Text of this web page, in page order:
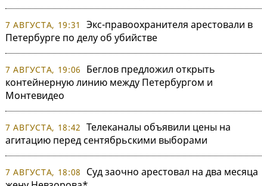
7 АВГУСТА, 19:31
Экс-правоохранителя арестовали в
Петербурге по делу об убийстве
7 АВГУСТА, 19:06
Беглов предложил открыть
контейнерную линию между Петербургом и
Монтевидео
7 АВГУСТА, 18:42 Телеканалы объявили цены на
агитацию перед сентябрьскими выборами
7 АВГУСТА, 18:08
Суд заочно арестовал на два месяца